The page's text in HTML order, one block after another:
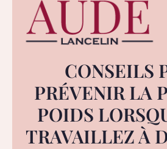
CONSEILS
PRÉVENIR LA
POIDS
TRAVAILLEZ À